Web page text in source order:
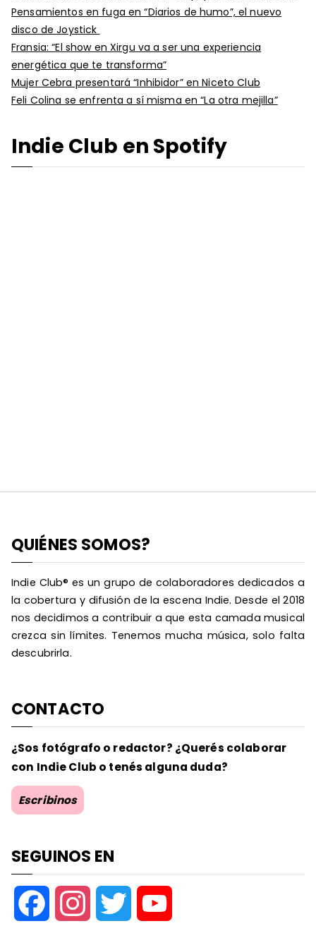
Pensamientos en fuga en “Diarios de humo”, el nuevo
disco de Joystick
Fransia: “El show en Xirgu va a ser una experiencia
energética que te transforma”
Mujer Cebra presentará “Inhibidor” en Niceto Club
Feli Colina se enfrenta a sí misma en “La otra mejilla”
Indie Club en Spotify
QUIÉNES SOMOS?
Indie Club® es un grupo de colaboradores dedicados a
la cobertura y difusión de la escena Indie. Desde el 2018
nos decidimos a contribuir a que esta camada musical
crezca sin límites. Tenemos mucha música, solo falta
descubrirla.
CONTACTO
¿Sos fotógrafo o redactor? ¿Querés colaborar
con Indie Club o tenés alguna duda?
Escribinos
SEGUINOS EN